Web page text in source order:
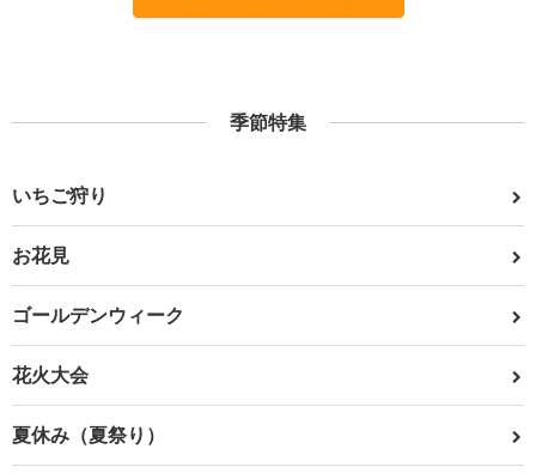
季節特集
いちご狩り
お花見
ゴールデンウィーク
花火大会
夏休み（夏祭り）